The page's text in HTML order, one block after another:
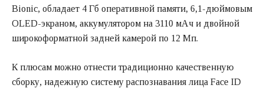
Bionic, обладает 4 Гб оперативной памяти, 6,1-дюймовым
OLED-экраном, аккумулятором на 3110 мАч и двойной
широкоформатной задней камерой по 12 Мп.
К плюсам можно отнести традиционно качественную
сборку, надежную систему распознавания лица Face ID